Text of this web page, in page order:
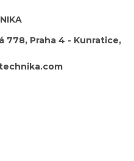
778, Praha 4 - Kunratice,